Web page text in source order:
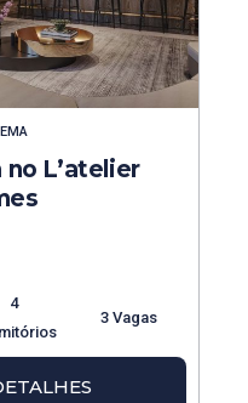
L’atelier
4
3 Vagas